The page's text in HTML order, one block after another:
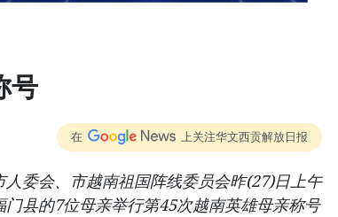
号
在 上关注华文西贡解放日报
人委会、市越南祖国阵线委员会昨(27)日上午
县的7位母亲举行第45次越南英雄母亲称号